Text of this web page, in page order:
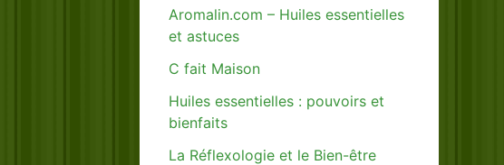
Aromalin.com – Huiles essentielles
et astuces
C fait Maison
Huiles essentielles : pouvoirs et
bienfaits
La Réflexologie et le Bien-être